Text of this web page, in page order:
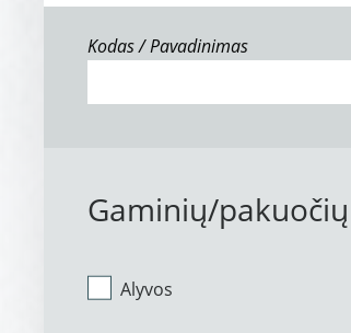
Kodas / Pavadinimas
Gaminių/
Alyvos